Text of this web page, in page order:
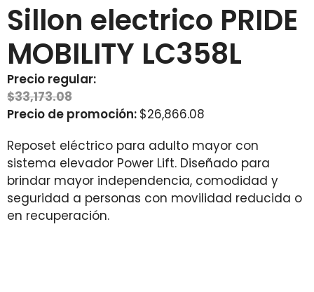
Sillon electrico PRIDE
MOBILITY LC358L
Precio regular:
$33,173.08
Precio de promoción: $26,866.08
Reposet eléctrico para adulto mayor con
sistema elevador Power Lift. Diseñado para
brindar mayor independencia, comodidad y
seguridad a personas con movilidad reducida o
en recuperación.